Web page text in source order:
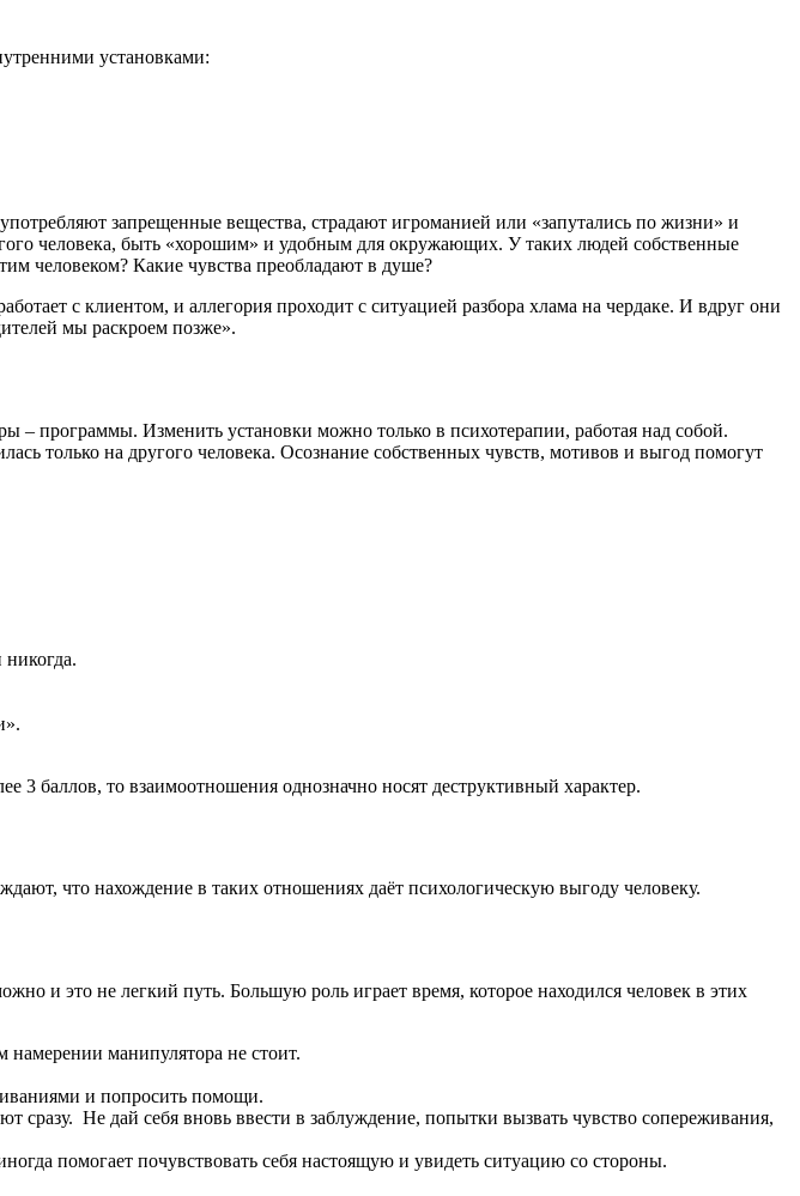
установками:
запрещенные вещества, страдают игроманией или «запутались по жизни» и
человека, быть «хорошим» и удобным для окружающих. У таких людей собственные
человеком? Какие чувства преобладают в душе?
с клиентом, и аллегория проходит с ситуацией разбора хлама на чердаке. И вдруг они
мы раскроем позже».
– программы. Изменить установки можно только в психотерапии, работая над собой.
только на другого человека. Осознание собственных чувств, мотивов и выгод помогут
баллов, то взаимоотношения однозначно носят деструктивный характер.
что нахождение в таких отношениях даёт психологическую выгоду человеку.
и это не легкий путь. Большую роль играет время, которое находился человек в этих
намерении манипулятора не стоит.
и попросить помощи.
сразу. Не дай себя вновь ввести в заблуждение, попытки вызвать чувство сопереживания,
помогает почувствовать себя настоящую и увидеть ситуацию со стороны.